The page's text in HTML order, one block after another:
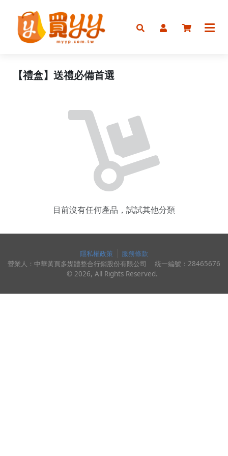
目前沒有任何產品，試試其他分類
【禮盒】送禮必備首選
隱私權政策
服務條款
營業人： 中華黃頁多媒體整合行銷股份有限公司 統一編號： 28465676
© 2026, All Rights Reserved.